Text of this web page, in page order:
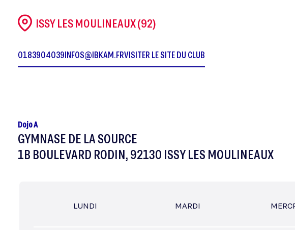
ISSY LES MOULINEAUX (92)
0183904039INFOS@IBKAM.FRVISITER LE SITE DU CLUB
Dojo A
GYMNASE DE LA SOURCE
1B BOULEVARD RODIN, 92130 ISSY LES MOULINEAUX
LUNDI MARDI